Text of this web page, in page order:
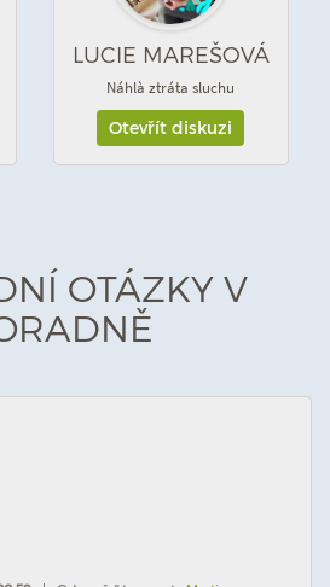
LUCIE MAREŠOVÁ
Náhlà ztráta sluchu
Otevřít diskuzi
OTÁZKY V